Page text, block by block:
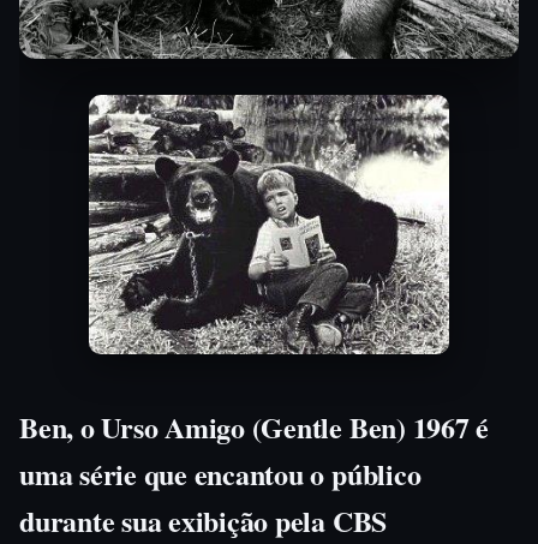
Ben, o Urso Amigo (Gentle Ben) 1967 é
uma série que encantou o público
durante sua exibição pela CBS